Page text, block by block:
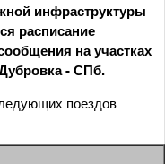
инфраструктуры
расписание
на участках
- СПб.
поездов